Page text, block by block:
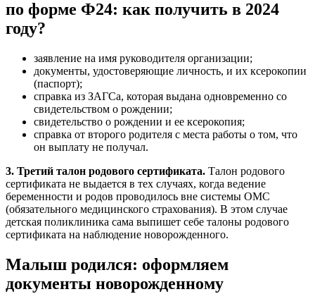
по форме Ф24: как получить в 2024
году?
заявление на имя руководителя организации;
документы, удостоверяющие личность, и их ксерокопии
(паспорт);
справка из ЗАГСа, которая выдана одновременно со
свидетельством о рождении;
свидетельство о рождении и ее ксерокопия;
справка от второго родителя с места работы о том, что
он выплату не получал.
3. Третий талон родового сертификата. Талон родового
сертификата не выдается в тех случаях, когда ведение
беременности и родов проводилось вне системы ОМС
(обязательного медицинского страхования). В этом случае
детская поликлиника сама выпишет себе талоны родового
сертификата на наблюдение новорожденного.
Малыш родился: оформляем
документы новорожденному